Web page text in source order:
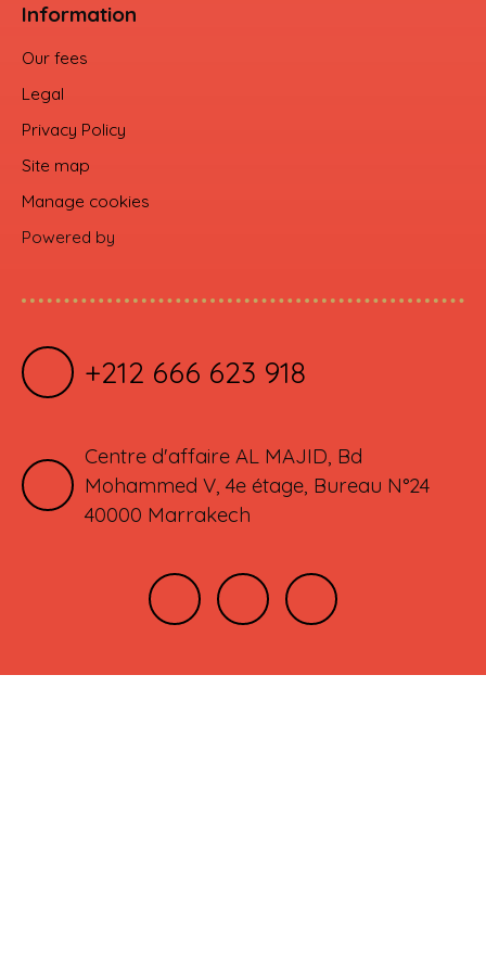
Information
Our fees
Legal
Privacy Policy
Site map
Manage cookies
Powered by
+212 666 623 918
Centre d'affaire AL MAJID, Bd
Mohammed V, 4e étage, Bureau N°24
40000 Marrakech